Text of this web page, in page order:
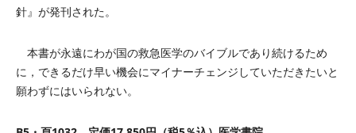
針』が発刊された。
本書が永遠にわが国の救急医学のバイブルであり続けるため
に，できるだけ早い機会にマイナーチェンジしていただきたいと
願わずにはいられない。